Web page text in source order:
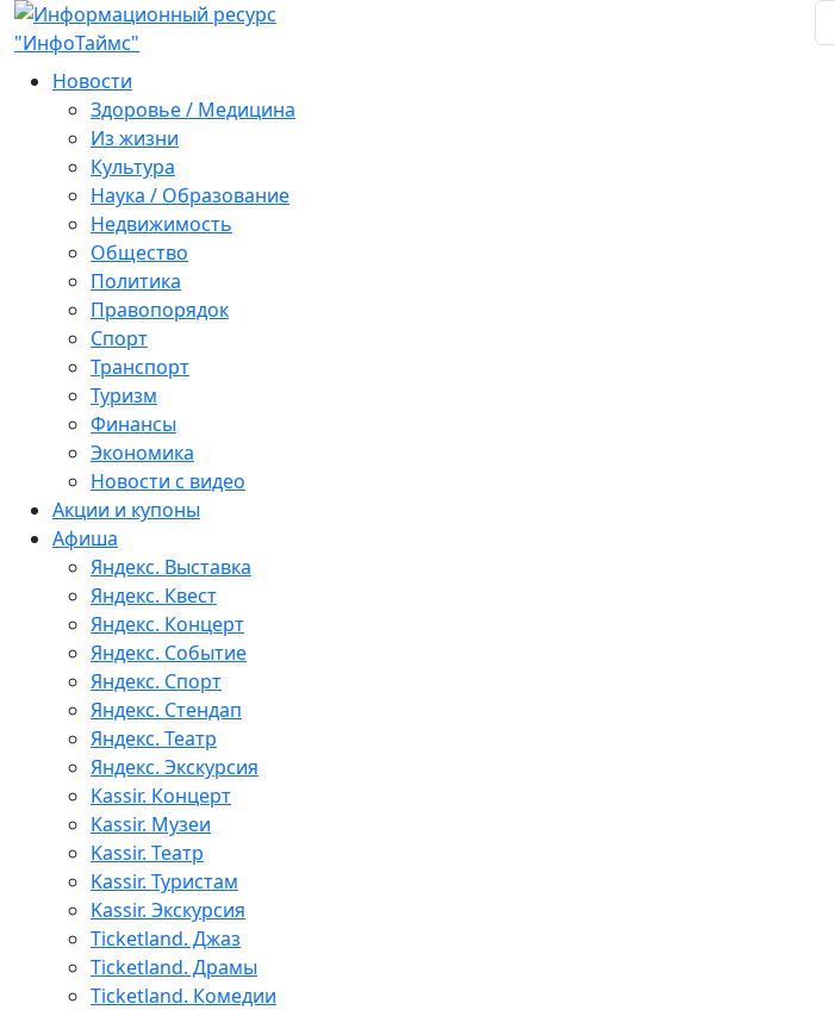
Новости
Здоровье / Медицина
Из жизни
Культура
Наука / Образование
Недвижимость
Общество
Политика
Правопорядок
Спорт
Транспорт
Туризм
Финансы
Экономика
Новости с видео
Акции и купоны
Афиша
Яндекс. Выставка
Яндекс. Квест
Яндекс. Концерт
Яндекс. Событие
Яндекс. Спорт
Яндекс. Стендап
Яндекс. Театр
Яндекс. Экскурсия
Kassir. Концерт
Kassir. Музеи
Kassir. Театр
Kassir. Туристам
Kassir. Экскурсия
Ticketland. Джаз
Ticketland. Драмы
Ticketland. Комедии